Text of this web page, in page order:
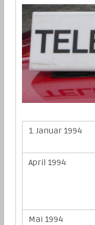
1. Januar 1994
April 1994
Mai 1994